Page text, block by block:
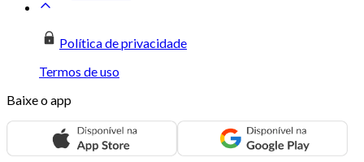
Política de privacidade
Termos de uso
Baixe o app